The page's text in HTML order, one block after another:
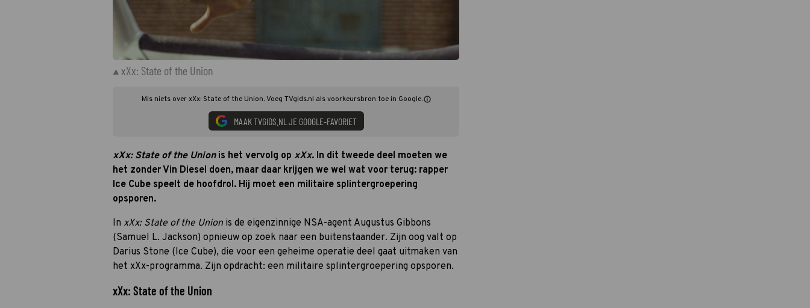
xXx: State of the Union
Mis niets over xXx: State of the Union. Voeg TVgids.nl als voorkeursbron toe in Google.
MAAK TVGIDS.NL JE GOOGLE-FAVORIET
xXx: State of the Unionis het vervolg op xXx. In dit tweede deel moeten we
het zonder Vin Diesel doen, maar daar krijgen we wel wat voor terug: rapper
Ice Cube speelt de hoofdrol. Hij moet een militaire splintergroepering
opsporen.
In xXx: State of the Union is de eigenzinnige NSA-agent Augustus Gibbons
(Samuel L. Jackson) opnieuw op zoek naar een buitenstaander. Zijn oog valt op
Darius Stone (Ice Cube), die voor een geheime operatie deel gaat uitmaken van
het xXx-programma. Zijn opdracht: een militaire splintergroepering opsporen.
xXx: State of the Union